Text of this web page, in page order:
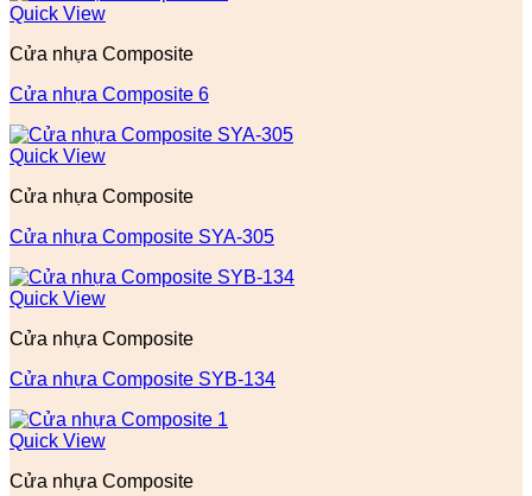
Quick View
Cửa nhựa Composite
Cửa nhựa Composite 6
Quick View
Cửa nhựa Composite
Cửa nhựa Composite SYA-305
Quick View
Cửa nhựa Composite
Cửa nhựa Composite SYB-134
Quick View
Cửa nhựa Composite